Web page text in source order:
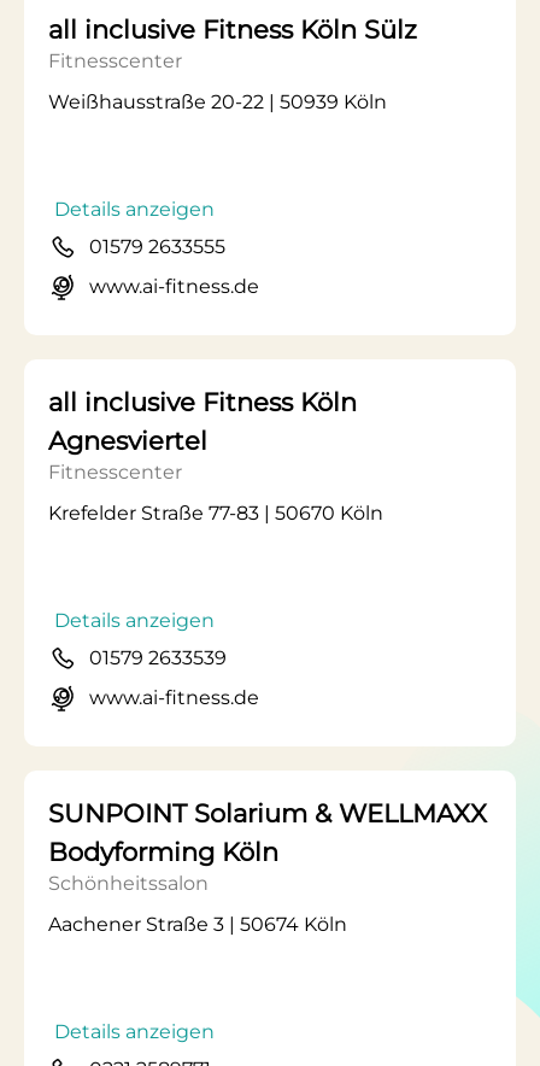
all inclusive Fitness Köln Sülz
Fitnesscenter
Weißhausstraße 20-22 | 50939 Köln
Details anzeigen
01579 2633555
www.ai-fitness.de
all inclusive Fitness Köln
Agnesviertel
Fitnesscenter
Krefelder Straße 77-83 | 50670 Köln
Details anzeigen
01579 2633539
www.ai-fitness.de
SUNPOINT Solarium & WELLMAXX
Bodyforming Köln
Schönheitssalon
Aachener Straße 3 | 50674 Köln
Details anzeigen